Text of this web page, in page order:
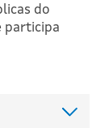
do
participa